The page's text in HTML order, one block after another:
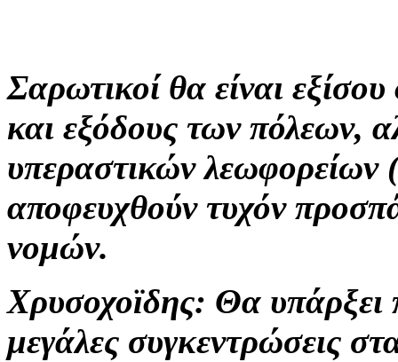
Σαρωτικοί θα είναι εξίσου
και εξόδους των πόλεων,
υπεραστικών
αποφευχθούν τυχόν
νομών.
Χρυσοχοϊδης: Θα υπάρξει
μεγάλες συγκεντρώσεις